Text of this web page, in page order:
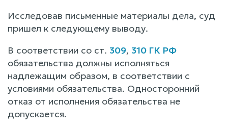
Исследовав письменные материалы дела, суд
пришел к следующему выводу.
В соответствии со ст. 309, 310 ГК РФ
обязательства должны исполняться
надлежащим образом, в соответствии с
условиями обязательства. Односторонний
отказ от исполнения обязательства не
допускается.